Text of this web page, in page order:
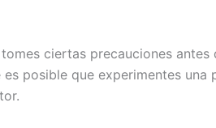
ciertas precauciones
posible que experimentes